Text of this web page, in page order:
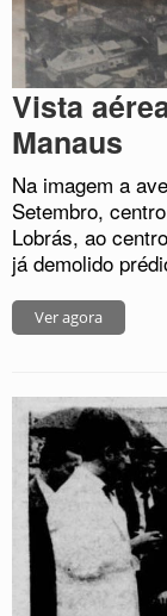
Vista
Manaus
Na imagem a
Setembro,
Lobrás, ao
já demolido
Ver agora